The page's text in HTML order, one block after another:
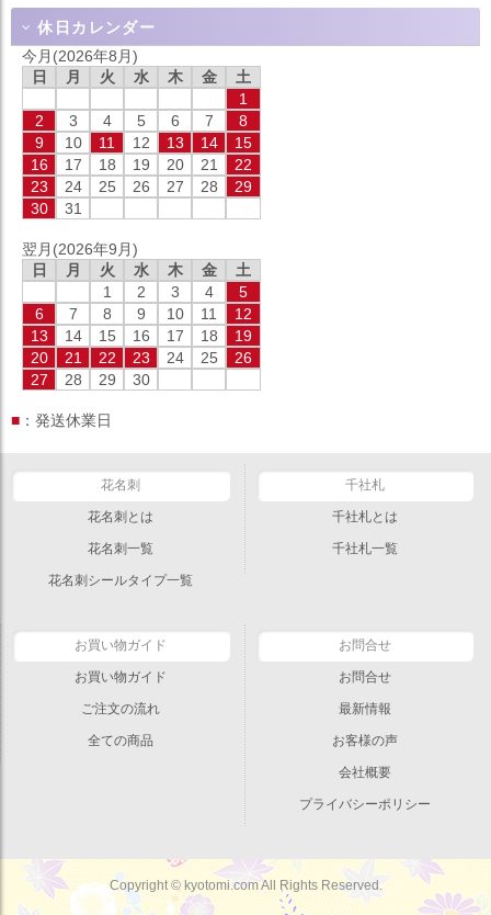
休日カレンダー
今月(2026年8月)
日
月 火 水 木 金
土
1
2
3 4 5 6 7
8
9
10 11 12 13 14
15
16
17 18 19 20 21
22
23
24 25 26 27 28
29
30
31
翌月(2026年9月)
日
月 火 水 木 金
土
1
2 3 4
5
6
7 8 9 10 11
12
13
14 15 16 17 18
19
20
21 22 23 24 25
26
27
28 29 30
■ ：発送休業日
花名刺
花名刺とは
花名刺一覧
花名刺シールタイプ一覧
千社札
千社札とは
千社札一覧
お買い物ガイド
お買い物ガイド
ご注文の流れ
全ての商品
お問合せ
お問合せ
最新情報
お客様の声
会社概要
プライバシーポリシー
Copyright © kyotomi.com All Rights Reserved.